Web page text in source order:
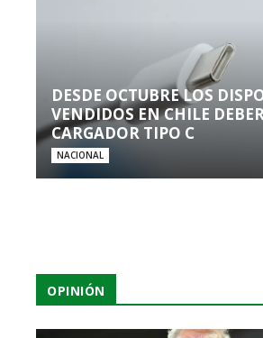
DESDE OCTUBRE LOS
VENDIDOS EN CHILE
CARGADOR TIPO C
NACIONAL
OPINIÓN